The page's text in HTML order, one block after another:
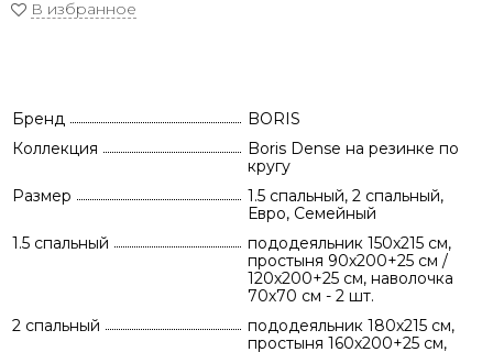
В избранное
Бренд
BORIS
Коллекция
Boris Dense на резинке по
кругу
Размер
1.5 спальный, 2 спальный,
Евро, Семейный
1.5 спальный
пододеяльник 150х215 см,
простыня 90х200+25 см /
120х200+25 см, наволочка
70х70 см - 2 шт.
2 спальный
пододеяльник 180х215 см,
простыня 160х200+25 см,